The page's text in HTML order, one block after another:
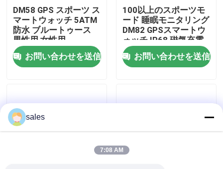
工場旅行
品質管理
私達に連絡しなさい
スポーツのスマートな腕時計
DM58 GPS スポーツ ス
マートウォッチ 5ATM
防水 ブルートゥース
男性用 女性用
お問い合わせを送信
100以上のスポーツモ
ード 睡眠モニタリング
DM82 GPSスマートウ
ォッチ IP68 磁気充電
お問い合わせを送信
sales
7:08 AM